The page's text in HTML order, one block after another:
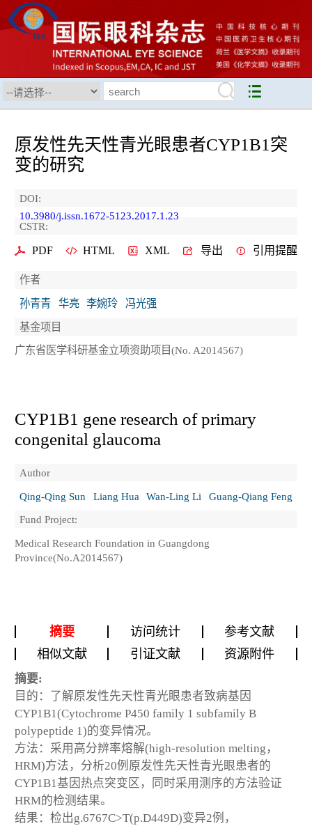
原发性先天性青光眼患者CYP1B1突
变的研究
DOI:
10.3980/j.issn.1672-5123.2017.1.23
CSTR:
PDF HTML XML 导出 引用提醒
作者
孙青青
华亮 李婉玲
冯光强
基金项目
广东省医学科研基金立项资助项目(No. A2014567)
CYP1B1 gene research of primary
congenital glaucoma
Author
Qing-Qing Sun
Liang Hua Wan-Ling Li
Guang-Qiang Feng
Fund Project:
Medical Research Foundation in Guangdong
Province(No.A2014567)
摘要 访问统计
参考文献
相似文献
引证文献 资源附件
摘要:
目的：了解原发性先天性青光眼患者致病基因
CYP1B1(Cytochrome P450 family 1 subfamily B
polypeptide 1)的变异情况。
方法：采用高分辨率熔解(high-resolution melting，
HRM)方法，分析20例原发性先天性青光眼患者的
CYP1B1基因热点突变区，同时采用测序的方法验证
HRM的检测结果。
结果：检出g.6767C>T(p.D449D)变异2例，